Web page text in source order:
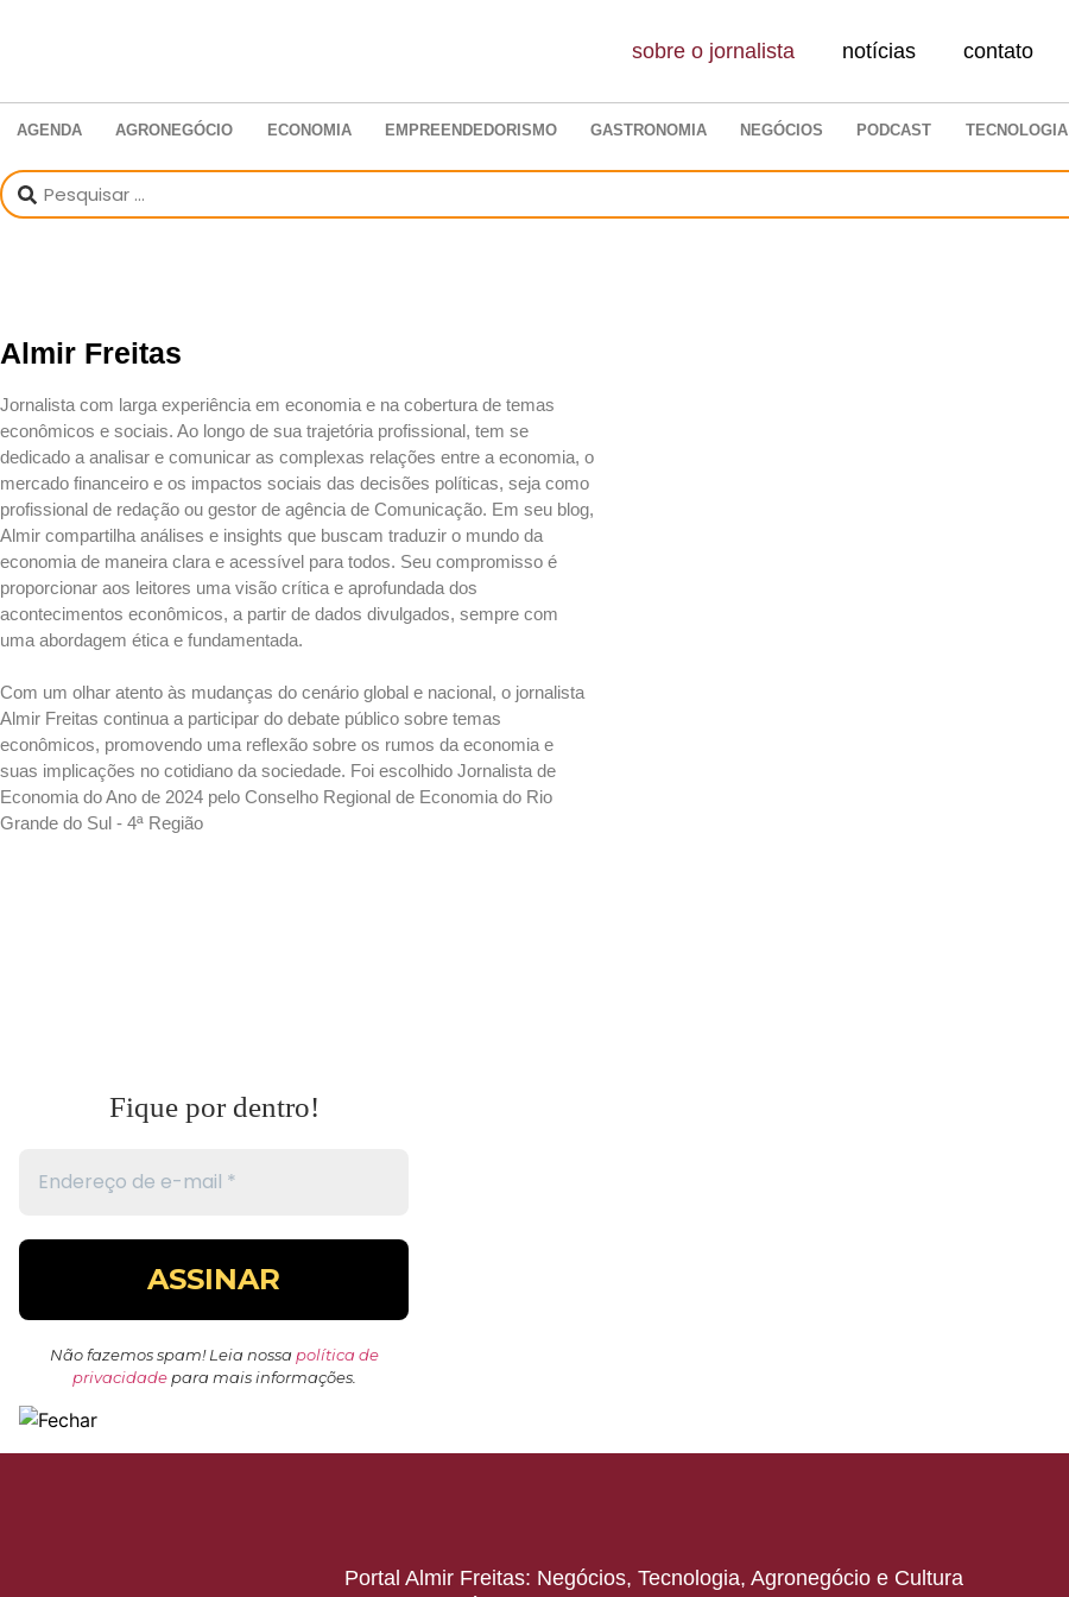
sobre o jornalista notícias contato
AGENDA AGRONEGÓCIO ECONOMIA EMPREENDEDORISMO GASTRONOMIA NEGÓCIOS PODCAST TECNOLOGIA
Almir Freitas
Jornalista com larga experiência em economia e na cobertura de temas
econômicos e sociais. Ao longo de sua trajetória profissional, tem se
dedicado a analisar e comunicar as complexas relações entre a economia, o
mercado financeiro e os impactos sociais das decisões políticas, seja como
profissional de redação ou gestor de agência de Comunicação. Em seu blog,
Almir compartilha análises e insights que buscam traduzir o mundo da
economia de maneira clara e acessível para todos. Seu compromisso é
proporcionar aos leitores uma visão crítica e aprofundada dos
acontecimentos econômicos, a partir de dados divulgados, sempre com
uma abordagem ética e fundamentada.
Com um olhar atento às mudanças do cenário global e nacional, o jornalista
Almir Freitas continua a participar do debate público sobre temas
econômicos, promovendo uma reflexão sobre os rumos da economia e
suas implicações no cotidiano da sociedade. Foi escolhido Jornalista de
Economia do Ano de 2024 pelo Conselho Regional de Economia do Rio
Grande do Sul - 4ª Região
Fique por dentro!
Não fazemos spam! Leia nossa política de
privacidadepara mais informações.
Portal Almir Freitas: Negócios, Tecnologia, Agronegócio e Cultura